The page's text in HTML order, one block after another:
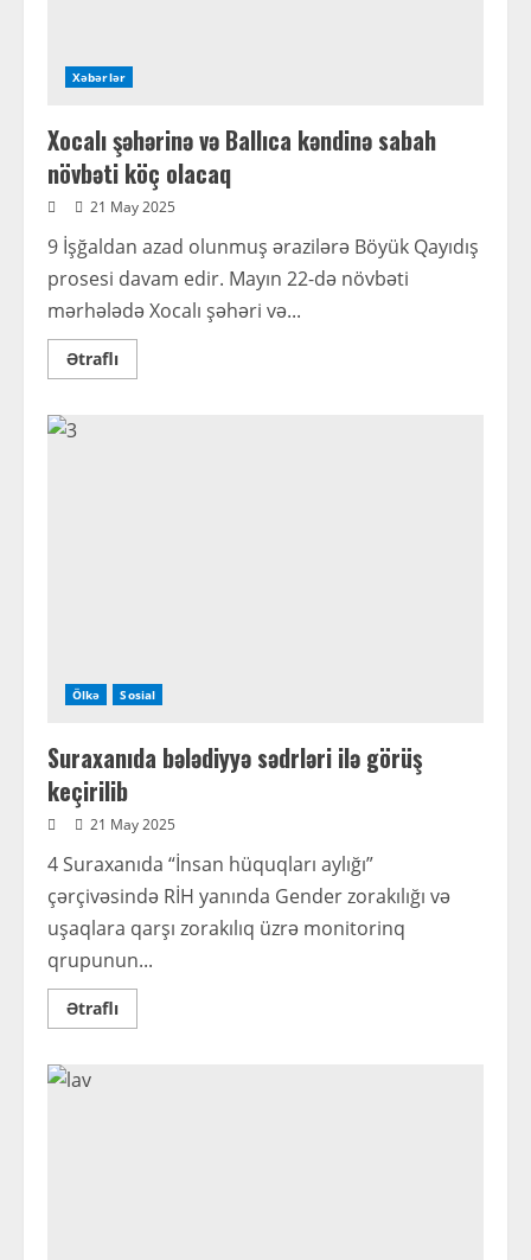
Xəbərlər
Xocalı şəhərinə və Ballıca kəndinə sabah
növbəti köç olacaq
21 May 2025
9 İşğaldan azad olunmuş ərazilərə Böyük Qayıdış
prosesi davam edir. Mayın 22-də növbəti
mərhələdə Xocalı şəhəri və...
ƏtraflıRead
more
Ölkə Sosial
Suraxanıda bələdiyyə sədrləri ilə görüş
keçirilib
21 May 2025
4 Suraxanıda “İnsan hüquqları aylığı”
çərçivəsində RİH yanında Gender zorakılığı və
uşaqlara qarşı zorakılıq üzrə monitorinq
qrupunun...
ƏtraflıRead
more